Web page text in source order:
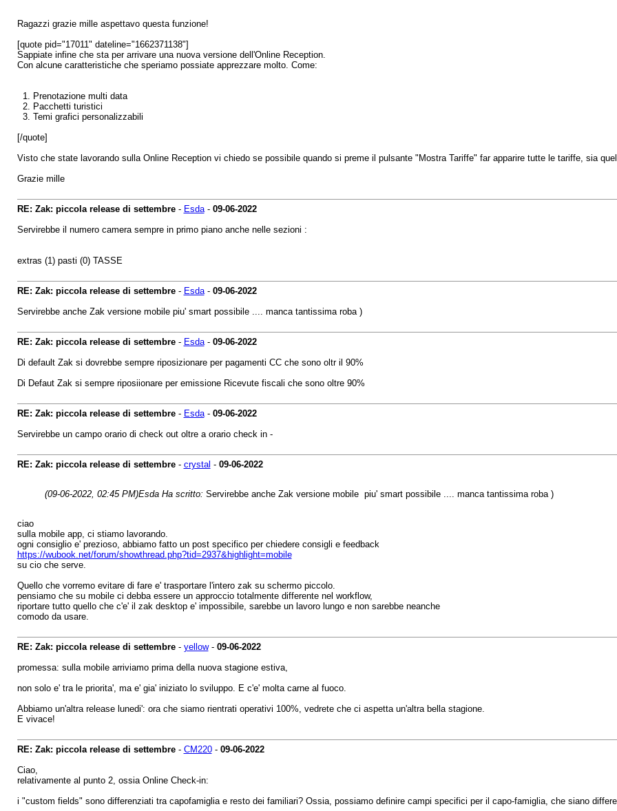
Ragazzi grazie mille aspettavo questa funzione!
[quote pid="17011" dateline="1662371138"]
Sappiate infine che sta per arrivare una nuova versione dell'Online Reception.
Con alcune caratteristiche che speriamo possiate apprezzare molto. Come:
1. Prenotazione multi data
2. Pacchetti turistici
3. Temi grafici personalizzabili
[/quote]
Visto che state lavorando sulla Online Reception vi chiedo se possibile quando si preme il pulsante "Mostra Tariffe" far apparire tutte le tariffe, sia
Grazie mille
RE: Zak: piccola release di settembre- Esda- 09-06-2022
Servirebbe il numero camera sempre in primo piano anche nelle sezioni :
extras (1) pasti (0) TASSE
RE: Zak: piccola release di settembre- Esda- 09-06-2022
Servirebbe anche Zak versione mobile piu' smart possibile .... manca tantissima roba )
RE: Zak: piccola release di settembre- Esda- 09-06-2022
Di default Zak si dovrebbe sempre riposizionare per pagamenti CC che sono oltr il 90%
Di Defaut Zak si sempre riposiionare per emissione Ricevute fiscali che sono oltre 90%
RE: Zak: piccola release di settembre- Esda- 09-06-2022
Servirebbe un campo orario di check out oltre a orario check in -
RE: Zak: piccola release di settembre- crystal - 09-06-2022
(09-06-2022, 02:45 PM)Esda Ha scritto: Servirebbe anche Zak versione mobile piu' smart possibile .... manca tantissima roba )
ciao
sulla mobile app, ci stiamo lavorando.
ogni consiglio e' prezioso, abbiamo fatto un post specifico per chiedere consigli e feedback
https://wubook.net/forum/showthread.php?tid=2937&highlight=mobile
su cio che serve.
Quello che vorremo evitare di fare e' trasportare l'intero zak su schermo piccolo.
pensiamo che su mobile ci debba essere un approccio totalmente differente nel workflow,
riportare tutto quello che c'e' il zak desktop e' impossibile, sarebbe un lavoro lungo e non sarebbe neanche
comodo da usare.
RE: Zak: piccola release di settembre- yellow- 09-06-2022
promessa: sulla mobile arriviamo prima della nuova stagione estiva,
non solo e' tra le priorita', ma e' gia' iniziato lo sviluppo. E c'e' molta carne al fuoco.
Abbiamo un'altra release lunedi': ora che siamo rientrati operativi 100%, vedrete che ci aspetta un'altra bella stagione.
E vivace!
RE: Zak: piccola release di settembre- CM220- 09-06-2022
Ciao,
relativamente al punto 2, ossia Online Check-in:
i "custom fields" sono differenziati tra capofamiglia e resto dei familiari? Ossia, possiamo definire campi specifici per il capo-famiglia, che siano